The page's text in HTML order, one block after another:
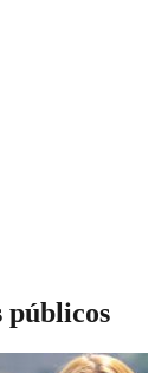
públicos